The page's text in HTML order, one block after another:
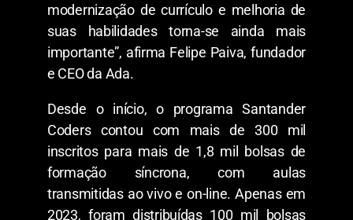
modernização de currículo e melhoria de
suas habilidades torna-se ainda mais
importante”, afirma Felipe Paiva, fundador
e CEO da Ada.
Desde o início, o programa Santander
Coders contou com mais de 300 mil
inscritos para mais de 1,8 mil bolsas de
formação síncrona, com aulas
transmitidas ao vivo e on-line. Apenas em
2023, foram distribuídas 100 mil bolsas